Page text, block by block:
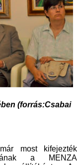
(forrás:Csabai
most kifejezték
a MENZA